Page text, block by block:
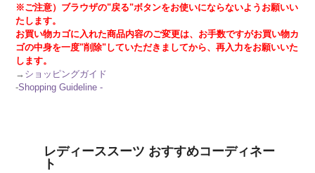
※ご注意）ブラウザの"戻る"ボタンをお使いにならないようお願いい
たします。
お買い物カゴに入れた商品内容のご変更は、お手数ですがお買い物カ
ゴの中身を一度"削除"していただきましてから、再入力をお願いいた
します。
→ ショッピングガイド
-Shopping Guideline -
レディーススーツ おすすめコーディネー
ト